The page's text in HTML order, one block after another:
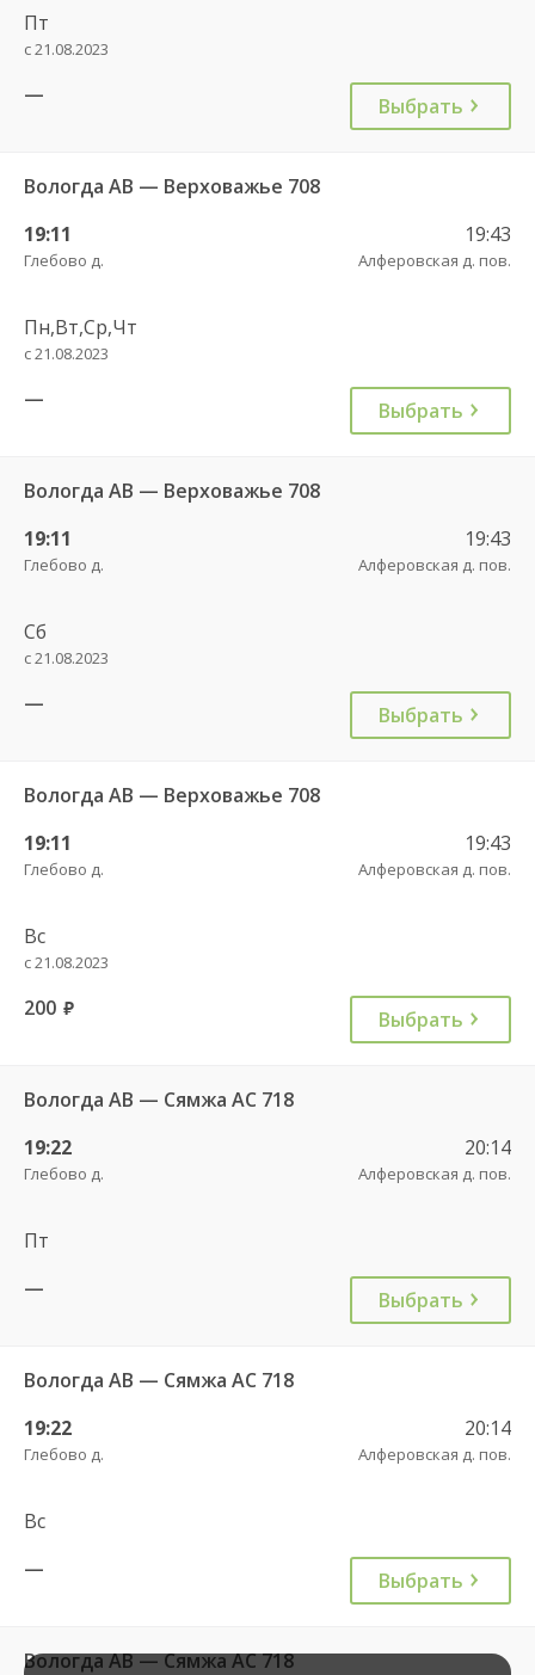
Пт
с 21.08.2023
— Выбрать
Вологда АВ — Верховажье 708
19:11
Глебово д.
19:43
Алферовская д. пов.
Пн,Вт,Ср,Чт
с 21.08.2023
— Выбрать
Вологда АВ — Верховажье 708
19:11
Глебово д.
19:43
Алферовская д. пов.
Сб
с 21.08.2023
— Выбрать
Вологда АВ — Верховажье 708
19:11
Глебово д.
19:43
Алферовская д. пов.
Вс
с 21.08.2023
200 руб. Выбрать
Вологда АВ — Сямжа АС 718
19:22
Глебово д.
20:14
Алферовская д. пов.
Пт
—
Выбрать
Вологда АВ — Сямжа АС 718
19:22
Глебово д.
20:14
Алферовская д. пов.
Вс
—
Выбрать
Вологда АВ — Сямжа АС 718